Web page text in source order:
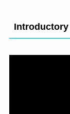
Introductory